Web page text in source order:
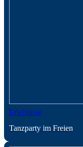
Erlebnisse
Tanzparty im Freien